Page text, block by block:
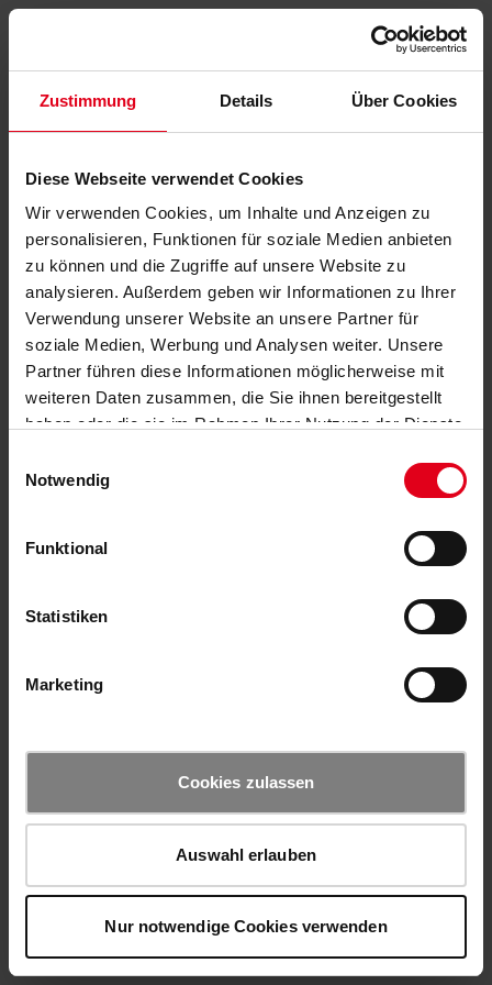
Zustimmung Details Über Cookies
Diese Webseite verwendet Cookies
Wir verwenden Cookies, um Inhalte und Anzeigen zu
personalisieren, Funktionen für soziale Medien anbieten
zu können und die Zugriffe auf unsere Website zu
analysieren. Außerdem geben wir Informationen zu Ihrer
Verwendung unserer Website an unsere Partner für
soziale Medien, Werbung und Analysen weiter. Unsere
Partner führen diese Informationen möglicherweise mit
weiteren Daten zusammen, die Sie ihnen bereitgestellt
haben oder die sie im Rahmen Ihrer Nutzung der Dienste
Notwendig
Funktional
Statistiken
Marketing
Cookies zulassen
Auswahl erlauben
Nur notwendige Cookies verwenden